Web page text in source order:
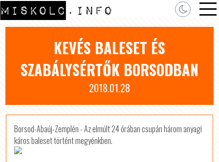
KEVÉS BALESET ÉS
SZABÁLYSÉRTŐK BORSODBAN
2018.01.28
Borsod-Abaúj-Zemplén - Az elmúlt 24 órában csupán három anyagi
káros baleset történt megyénkben.